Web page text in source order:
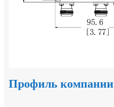
Профиль компании